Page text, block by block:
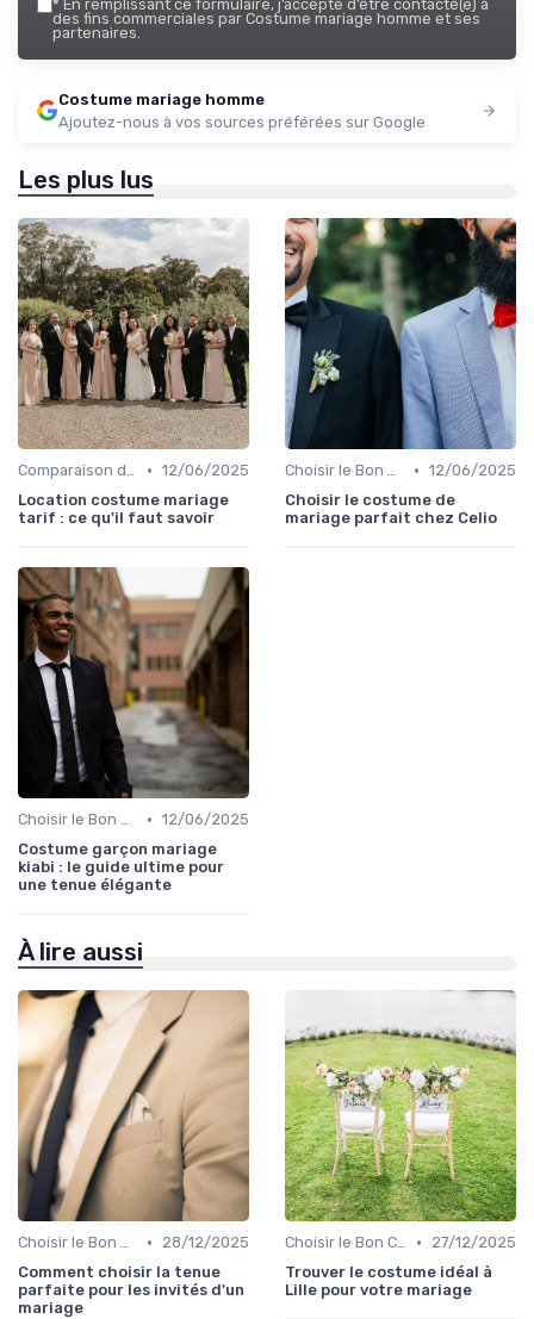
* En remplissant ce formulaire, j’accepte d’être contacté(e) à
des fins commerciales par Costume mariage homme et ses
partenaires.
Costume mariage homme
Ajoutez-nous à vos sources préférées sur Google
Les plus lus
Comparaison de Prix et de Marques • 12/06/2025
Location costume mariage
tarif : ce qu'il faut savoir
Choisir le Bon Costume • 12/06/2025
Choisir le costume de
mariage parfait chez Celio
Choisir le Bon Costume • 12/06/2025
Costume garçon mariage
kiabi : le guide ultime pour
une tenue élégante
À lire aussi
Choisir le Bon Costume •
28/12/2025
Comment choisir la tenue
parfaite pour les invités d'un
mariage
Choisir le Bon Costume •
27/12/2025
Trouver le costume idéal à
Lille pour votre mariage